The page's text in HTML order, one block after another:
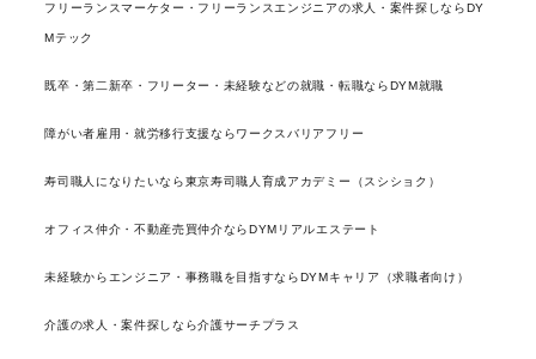
フリーランスマーケター・フリーランスエンジニアの求人・案件探しならDY
Mテック
既卒・第二新卒・フリーター・未経験などの就職・転職ならDYM就職
障がい者雇用・就労移行支援ならワークスバリアフリー
寿司職人になりたいなら東京寿司職人育成アカデミー（スシショク）
オフィス仲介・不動産売買仲介ならDYMリアルエステート
未経験からエンジニア・事務職を目指すならDYMキャリア（求職者向け）
介護の求人・案件探しなら介護サーチプラス